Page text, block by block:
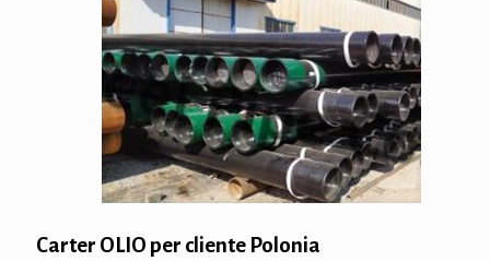
Carter OLIO per cliente Polonia